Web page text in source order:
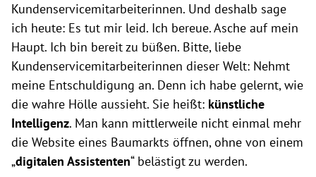
Kundenservicemitarbeiterinnen. Und deshalb sage
ich heute: Es tut mir leid. Ich bereue. Asche auf mein
Haupt. Ich bin bereit zu büßen. Bitte, liebe
Kundenservicemitarbeiterinnen dieser Welt: Nehmt
meine Entschuldigung an. Denn ich habe gelernt, wie
die wahre Hölle aussieht. Sie heißt: künstliche
Intelligenz. Man kann mittlerweile nicht einmal mehr
die Website eines Baumarkts öffnen, ohne von einem
„digitalen Assistenten“ belästigt zu werden.